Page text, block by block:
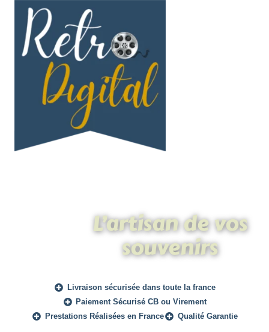
L’artisan de vos
souvenirs
Livraison sécurisée dans toute la france
Paiement Sécurisé CB ou Virement
Prestations Réalisées en France
Qualité Garantie